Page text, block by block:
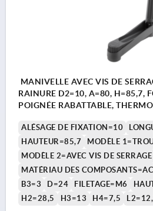
MANIVELLE AVEC VIS DE
RAINURE D2=10, A=80, H=85,7,
POIGNÉE RABATTABLE,
ALÉSAGE DE FIXATION=10
HAUTEUR=85,7
MODÈLE
MODÈLE 2=AVEC VIS DE SERRAGE
MATÉRIAU DES
B3=3
D=24 FILETAGE=M6
H2=28,5
H3=13 H4=7,5